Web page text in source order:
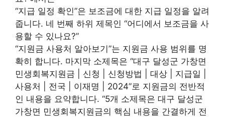
“지급 일정 확인”은 보조금에 대한 지급 일정을 알려
줍니다. 네 번째 하위 제목인 “어디에서 보조금을 사
용할 수 있나요?”
“지원금 사용처 알아보기”는 지원금 사용 범위를 명
확히 합니다. 마지막 소제목은 “대구 달성군 가창면
민생회복지원금 | 신청 | 신청방법 | 대상 | 지급일 |
사용처 | 전국 | 이재명 | 2024”로 지원금의 전반적
인 내용을 요약합니다. “5개 소제목은 대구 달성군
가창면 민생회복지원금의 핵심 내용을 간결하게 전